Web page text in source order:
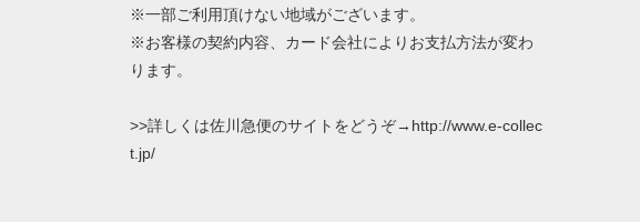
※一部ご利用頂けない地域がございます。
※お客様の契約内容、カード会社によりお支払方法が変わ
ります。
>>詳しくは佐川急便のサイトをどうぞ→http://www.e-collec
t.jp/